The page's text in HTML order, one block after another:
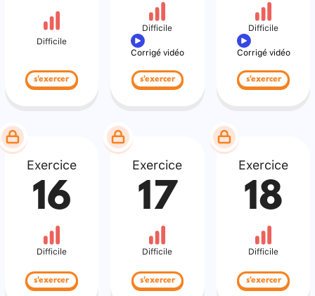
Difficile
s'exercer
Difficile
Corrigé vidéo
s'exercer
Difficile
Corrigé vidéo
s'exercer
Exercice
16
Difficile
s'exercer
Exercice
17
Difficile
s'exercer
Exercice
18
Difficile
s'exercer